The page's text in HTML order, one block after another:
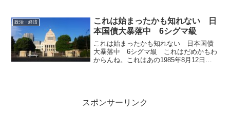
静岡県を巡り、同県の鈴木康友知事は７
日、県議会終了後の全員協...
政治・経済
これは始まったかも知れない 日
本国債大暴落中 6シグマ級
これは始まったかも知れない 日本国債
大暴落中 6シグマ級 これはだめかもわ
からんね。これはあの1985年8月12日。
スポンサーリンク